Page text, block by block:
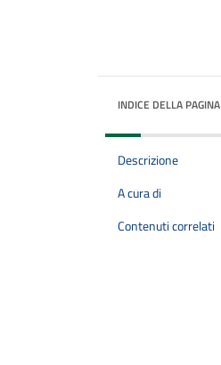
INDICE DELLA PAGINA
Descrizione
A cura di
Contenuti correlati